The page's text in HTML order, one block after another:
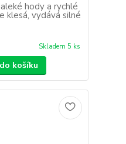
hody a rychlé
klesá, vydává silné
Skladem 5 ks
košíku